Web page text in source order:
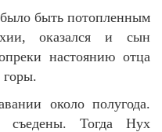
быть потопленным
оказался и сын
настоянию отца
горы.
около полугода.
съедены. Тогда Нух